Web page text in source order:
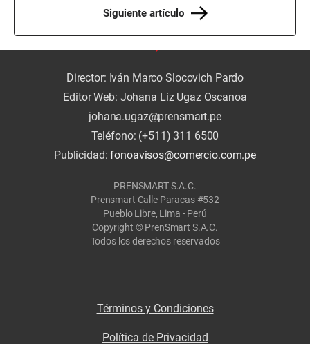
Siguiente artículo
Director: Iván Marco Slocovich Pardo
Editor Web: Johana Liz Ugaz Oscanoa
johana.ugaz@prensmart.pe
Teléfono: (+511) 311 6500
Publicidad:fonoavisos@comercio.com.pe
PRENSMART S.A.C.
Prensmart Calle Paracas #532
Pueblo Libre, Lima - Perú
Copyright © PrenSmart S.A.C.
Todos los derechos reservados
Términos y Condiciones
Política de Privacidad